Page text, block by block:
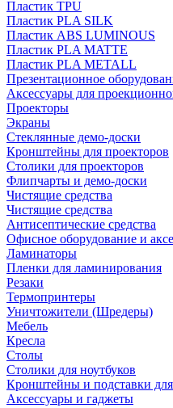
Пластик TPU
Пластик PLA SILK
Пластик ABS LUMINOUS
Пластик PLA MATTE
Пластик PLA METALL
Презентационное
Аксессуары для
Проекторы
Экраны
Стеклянные демо-доски
Кронштейны для проекторов
Столики для проекторов
Флипчарты и демо-доски
Чистящие средства
Чистящие средства
Антисептические средства
Офисное оборудование и
Ламинаторы
Пленки для ламинирования
Резаки
Термопринтеры
Уничтожители (Шредеры)
Мебель
Кресла
Столы
Столики для ноутбуков
Кронштейны и подставки
Аксессуары и гаджеты